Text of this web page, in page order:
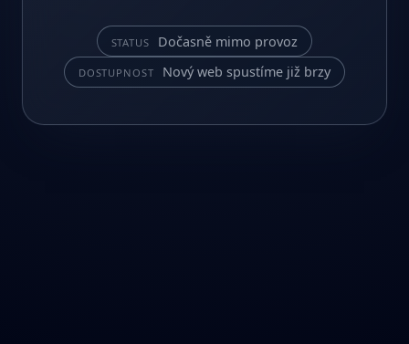
STATUS Dočasně mimo provoz
DOSTUPNOST Nový web spustíme již brzy